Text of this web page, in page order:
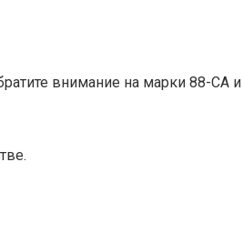
внимание на марки 88-СА